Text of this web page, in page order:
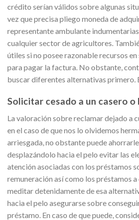
crédito serían válidos sobre algunas
vez que precisa pliego moneda de
representante ambulante
cualquier sector de agricultores.
útiles si no posee razonable recursos
para pagar la factura. No obstante,
buscar diferentes alternativas primero.
Solicitar cesado a un casero o
La valoración sobre reclamar dejado a
en el caso de que nos lo olvidemos
arriesgada, no obstante puede
desplazándolo hacia el pelo evitar las
atención asociadas con los préstamos
remuneración así­ como los préstamos
meditar detenidamente de esa
hacia el pelo asegurarse sobre
préstamo. En caso de que puede,